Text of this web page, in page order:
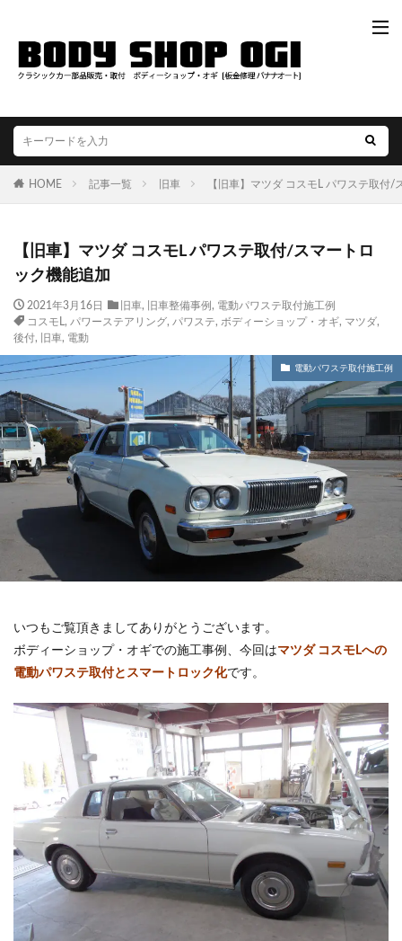
HOME 記事一覧 旧車 【旧車】マツダ コスモL パワステ取付/
【旧車】マツダ コスモL パワステ取付/スマートロ
ック機能追加
2021年3月16日 旧車, 旧車整備事例 , 電動パワステ取付施工例
コスモL
, パワーステアリング, パワステ, ボディーショップ・オギ, マツダ,
後付, 旧車, 電動
電動パワステ取付施工例
いつもご覧頂きましてありがとうございます。
ボディーショップ・オギでの施工事例、今回はマツダ コスモLへの
電動パワステ取付とスマートロック化です。